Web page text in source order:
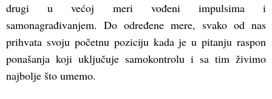
drugi u većoj meri vođeni impulsima i
samonagrađivanjem. Do određene mere, svako od nas
prihvata svoju početnu poziciju kada je u pitanju raspon
ponašanja koji uključuje samokontrolu i sa tim živimo
najbolje što umemo.